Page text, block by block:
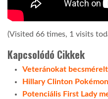
(Visited 66 times, 1 visits
Kapcsolódó Cikkek
Veteránokat
Hillary Clinton
Potenciális First Lady